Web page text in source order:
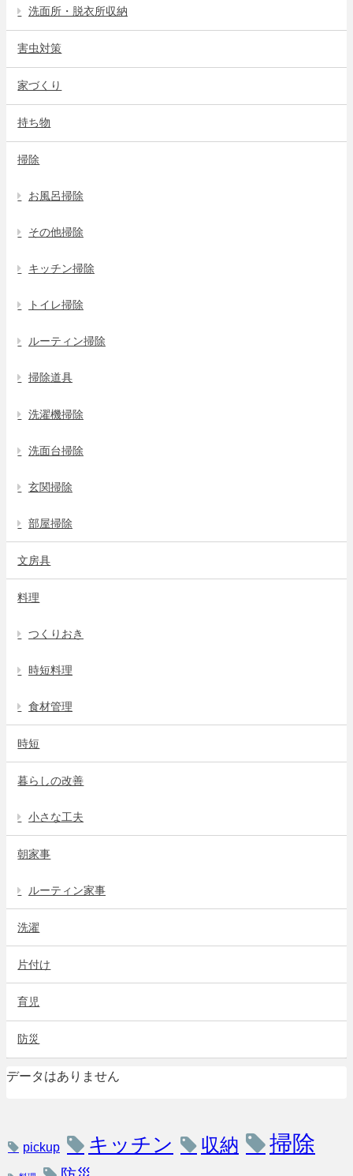
洗面所・脱衣所収納
害虫対策
家づくり
持ち物
掃除
お風呂掃除
その他掃除
キッチン掃除
トイレ掃除
ルーティン掃除
掃除道具
洗濯機掃除
洗面台掃除
玄関掃除
部屋掃除
文房具
料理
つくりおき
時短料理
食材管理
時短
暮らしの改善
小さな工夫
朝家事
ルーティン家事
洗濯
片付け
育児
防災
データはありません
pickup キッチン 収納 掃除